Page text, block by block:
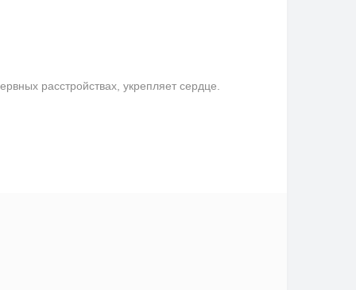
расстройствах, укрепляет сердце.